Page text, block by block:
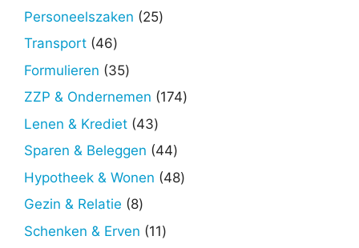
producten
Personeelszaken 2525
Transport 4646
producten
Formulieren 3535
producten
ZZP & Ondernemen 174174
Lenen & Krediet 4343
producten
Sparen & Beleggen 4444
producten
Hypotheek & Wonen 4848
Gezin & Relatie 88
producten
Schenken & Erven 1111